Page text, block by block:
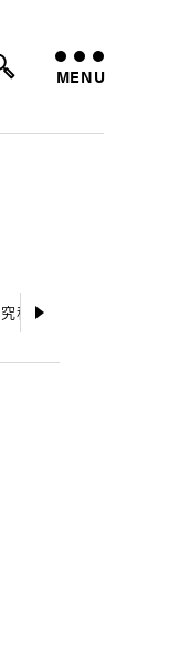
MENU
科ニュース